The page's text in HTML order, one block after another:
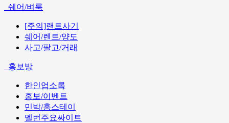
쉐어/벼룩
[주의]랜트사기
쉐어/렌트/양도
사고/팔고/거래
홍보방
한인업소록
홍보/이벤트
민박/홈스테이
멜번주요싸이트